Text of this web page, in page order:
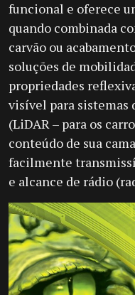
funcional e oferece
quando combinada
carvão ou
soluções de
propriedades
visível para sistemas
(LiDAR – para os
conteúdo de sua
facilmente
e alcance de rádio